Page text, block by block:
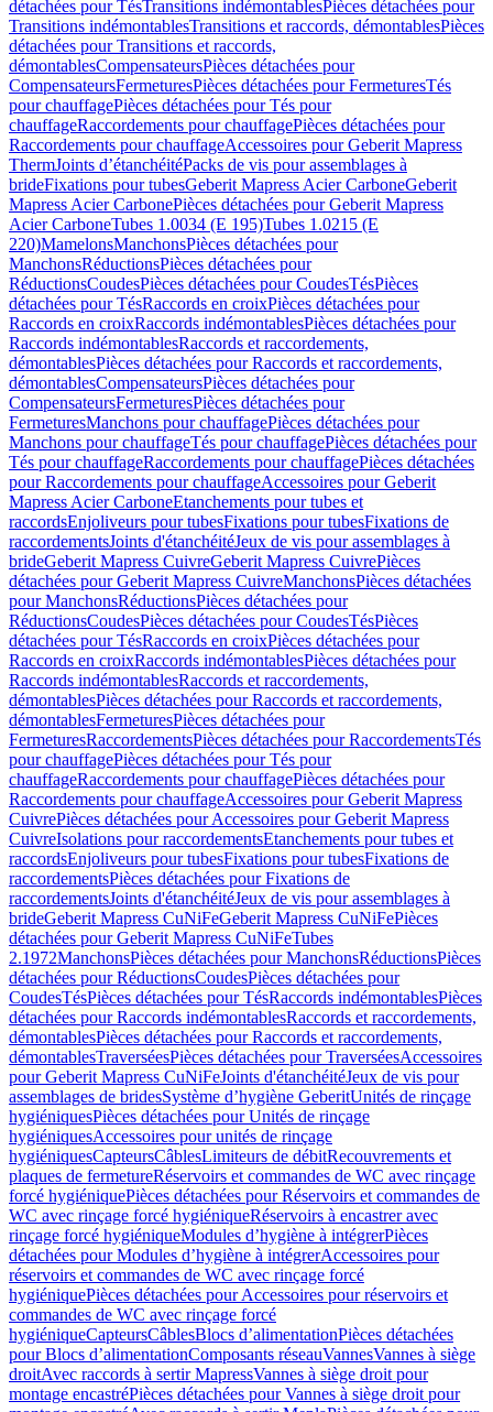
détachées pour TésTransitions indémontablesPièces détachées pour
Transitions indémontablesTransitions et raccords, démontablesPièces
détachées pour Transitions et raccords,
démontablesCompensateursPièces détachées pour
CompensateursFermeturesPièces détachées pour FermeturesTés
pour chauffagePièces détachées pour Tés pour
chauffageRaccordements pour chauffagePièces détachées pour
Raccordements pour chauffageAccessoires pour Geberit Mapress
ThermJoints d’étanchéitéPacks de vis pour assemblages à
brideFixations pour tubesGeberit Mapress Acier CarboneGeberit
Mapress Acier CarbonePièces détachées pour Geberit Mapress
Acier CarboneTubes 1.0034 (E 195)Tubes 1.0215 (E
220)MamelonsManchonsPièces détachées pour
ManchonsRéductionsPièces détachées pour
RéductionsCoudesPièces détachées pour CoudesTésPièces
détachées pour TésRaccords en croixPièces détachées pour
Raccords en croixRaccords indémontablesPièces détachées pour
Raccords indémontablesRaccords et raccordements,
démontablesPièces détachées pour Raccords et raccordements,
démontablesCompensateursPièces détachées pour
CompensateursFermeturesPièces détachées pour
FermeturesManchons pour chauffagePièces détachées pour
Manchons pour chauffageTés pour chauffagePièces détachées pour
Tés pour chauffageRaccordements pour chauffagePièces détachées
pour Raccordements pour chauffageAccessoires pour Geberit
Mapress Acier CarboneEtanchements pour tubes et
raccordsEnjoliveurs pour tubesFixations pour tubesFixations de
raccordementsJoints d'étanchéitéJeux de vis pour assemblages à
brideGeberit Mapress CuivreGeberit Mapress CuivrePièces
détachées pour Geberit Mapress CuivreManchonsPièces détachées
pour ManchonsRéductionsPièces détachées pour
RéductionsCoudesPièces détachées pour CoudesTésPièces
détachées pour TésRaccords en croixPièces détachées pour
Raccords en croixRaccords indémontablesPièces détachées pour
Raccords indémontablesRaccords et raccordements,
démontablesPièces détachées pour Raccords et raccordements,
démontablesFermeturesPièces détachées pour
FermeturesRaccordementsPièces détachées pour RaccordementsTés
pour chauffagePièces détachées pour Tés pour
chauffageRaccordements pour chauffagePièces détachées pour
Raccordements pour chauffageAccessoires pour Geberit Mapress
CuivrePièces détachées pour Accessoires pour Geberit Mapress
CuivreIsolations pour raccordementsEtanchements pour tubes et
raccordsEnjoliveurs pour tubesFixations pour tubesFixations de
raccordementsPièces détachées pour Fixations de
raccordementsJoints d'étanchéitéJeux de vis pour assemblages à
brideGeberit Mapress CuNiFeGeberit Mapress CuNiFePièces
détachées pour Geberit Mapress CuNiFeTubes
2.1972ManchonsPièces détachées pour ManchonsRéductionsPièces
détachées pour RéductionsCoudesPièces détachées pour
CoudesTésPièces détachées pour TésRaccords indémontablesPièces
détachées pour Raccords indémontablesRaccords et raccordements,
démontablesPièces détachées pour Raccords et raccordements,
démontablesTraverséesPièces détachées pour TraverséesAccessoires
pour Geberit Mapress CuNiFeJoints d'étanchéitéJeux de vis pour
assemblages de bridesSystème d’hygiène GeberitUnités de rinçage
hygiéniquesPièces détachées pour Unités de rinçage
hygiéniquesAccessoires pour unités de rinçage
hygiéniquesCapteursCâblesLimiteurs de débitRecouvrements et
plaques de fermetureRéservoirs et commandes de WC avec rinçage
forcé hygiéniquePièces détachées pour Réservoirs et commandes de
WC avec rinçage forcé hygiéniqueRéservoirs à encastrer avec
rinçage forcé hygiéniqueModules d’hygiène à intégrerPièces
détachées pour Modules d’hygiène à intégrerAccessoires pour
réservoirs et commandes de WC avec rinçage forcé
hygiéniquePièces détachées pour Accessoires pour réservoirs et
commandes de WC avec rinçage forcé
hygiéniqueCapteursCâblesBlocs d’alimentationPièces détachées
pour Blocs d’alimentationComposants réseauVannesVannes à siège
droitAvec raccords à sertir MapressVannes à siège droit pour
montage encastréPièces détachées pour Vannes à siège droit pour